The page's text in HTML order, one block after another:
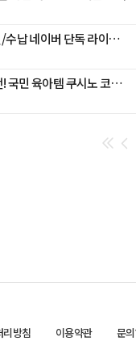
[넾다세일] 한샘 BEST 침실/수납 네이버 단독 라이브 특가전
[베스트어워즈]가격 인상 전! 국민 육아템 쿠시노 코지🧸쿠폰+카드+적립
리방침 이용약관 문